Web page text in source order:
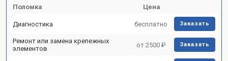
Поломка Цена
Диагностика бесплатно Заказать
Ремонт или замена крепежных
элементов
от 2500 ₽ Заказать